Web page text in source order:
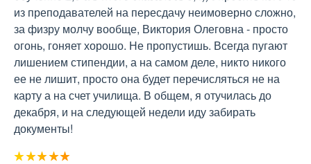
из преподавателей на пересдачу неимоверно сложно,
за физру молчу вообще, Виктория Олеговна - просто
огонь, гоняет хорошо. Не пропустишь. Всегда пугают
лишением стипендии, а на самом деле, никто никого
ее не лишит, просто она будет перечисляться не на
карту а на счет училища. В общем, я отучилась до
декабря, и на следующей недели иду забирать
документы!